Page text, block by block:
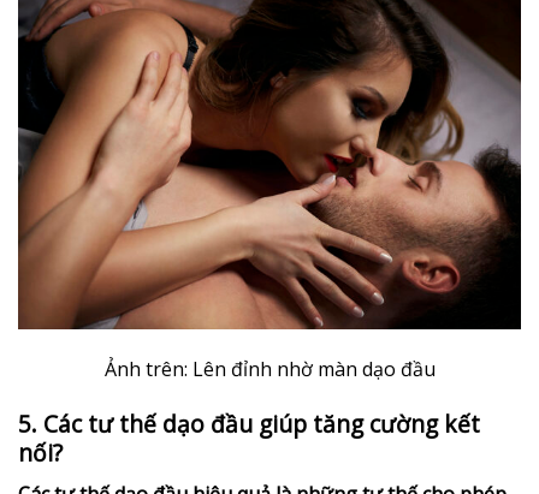
Ảnh trên: Lên đỉnh nhờ màn dạo đầu
5. Các tư thế dạo đầu giúp tăng cường kết
nối?